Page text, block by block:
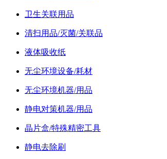
卫生关联用品
清扫用品/灭菌/关联品
液体吸收纸
无尘环境设备/耗材
无尘环境机器/用品
静电对策机器/用品
晶片盒/特殊精密工具
静电去除刷